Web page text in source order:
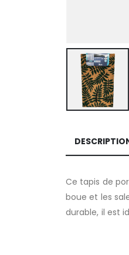
Ce tapis de
boue et les
durable, il est